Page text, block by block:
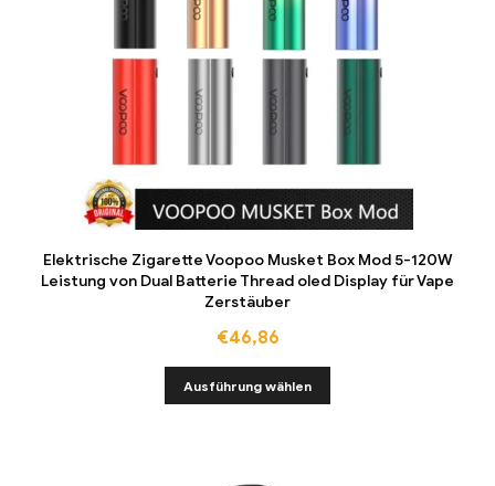
Elektrische Zigarette Voopoo Musket Box Mod 5-120W
Leistung von Dual Batterie Thread oled Display für Vape
Zerstäuber
€46,86
Ausführung wählen